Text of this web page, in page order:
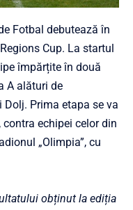
Fotbal debutează în
Cup. La startul
împărțite în două
A alături de
Prima etapa se va
echipei celor din
„Olimpia”, cu
obținut la ediția